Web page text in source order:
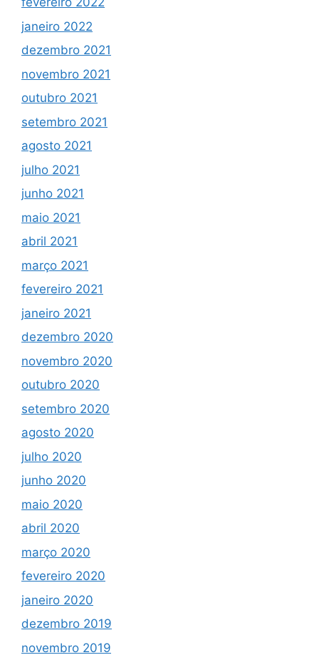
janeiro 2022
dezembro 2021
novembro 2021
outubro 2021
setembro 2021
agosto 2021
julho 2021
junho 2021
maio 2021
abril 2021
março 2021
fevereiro 2021
janeiro 2021
dezembro 2020
novembro 2020
outubro 2020
setembro 2020
agosto 2020
julho 2020
junho 2020
maio 2020
abril 2020
março 2020
fevereiro 2020
janeiro 2020
dezembro 2019
novembro 2019